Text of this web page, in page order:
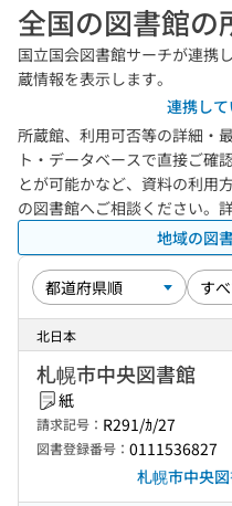
全国の図書館の
国立国会図書館サーチが連携
蔵情報を表示します。
連携し
所蔵館、利用可否等の詳細・
ト・データベースで直接ご確
とが可能かなど、資料の利用
の図書館へご相談ください。
地域の図
北日本
札幌市中央図書館
紙
請求記号： R291/ｶ/27
図書登録番号： 0111536827
札幌市中央